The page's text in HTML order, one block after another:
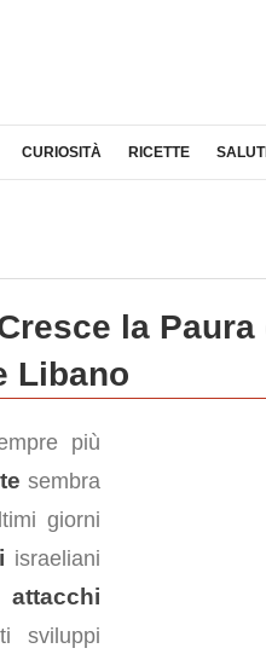
CURIOSITÀ RICETTE
la Paura
Libano
più
sembra
giorni
israeliani
attacchi
sviluppi